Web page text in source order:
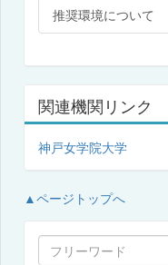
推奨環境について
関連機関リンク
神戸女学院大学
▲ページトップへ